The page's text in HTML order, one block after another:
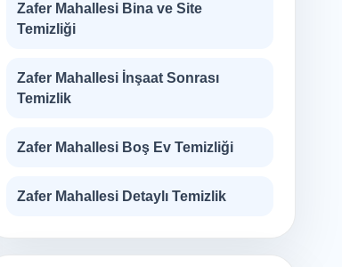
Zafer Mahallesi Bina ve Site
Temizliği
Zafer Mahallesi İnşaat Sonrası
Temizlik
Zafer Mahallesi Boş Ev Temizliği
Zafer Mahallesi Detaylı Temizlik